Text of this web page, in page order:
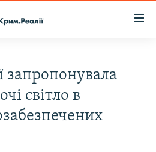
запропонувала
світло в